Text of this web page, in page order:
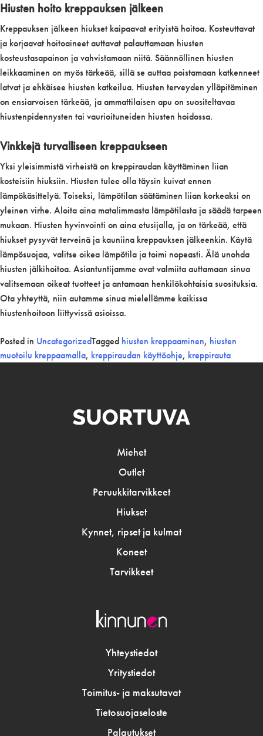
Hiusten hoito kreppauksen jälkeen
Kreppauksen jälkeen hiukset kaipaavat erityistä hoitoa. Kosteuttavat
ja korjaavat hoitoaineet auttavat palauttamaan hiusten
kosteustasapainon ja vahvistamaan niitä. Säännöllinen hiusten
leikkaaminen on myös tärkeää, sillä se auttaa poistamaan katkenneet
latvat ja ehkäisee hiusten katkeilua. Hiusten terveyden ylläpitäminen
on ensiarvoisen tärkeää, ja ammattilaisen apu on suositeltavaa
hiustenpidennysten tai vaurioituneiden hiusten hoidossa.
Vinkkejä turvalliseen kreppaukseen
Yksi yleisimmistä virheistä on kreppiraudan käyttäminen liian
kosteisiin hiuksiin. Hiusten tulee olla täysin kuivat ennen
lämpökäsittelyä. Toiseksi, lämpötilan säätäminen liian korkeaksi on
yleinen virhe. Aloita aina matalimmasta lämpötilasta ja säädä tarpeen
mukaan. Hiusten hyvinvointi on aina etusijalla, ja on tärkeää, että
hiukset pysyvät terveinä ja kauniina kreppauksen jälkeenkin. Käytä
lämpösuojaa, valitse oikea lämpötila ja toimi nopeasti. Älä unohda
hiusten jälkihoitoa. Asiantuntijamme ovat valmiita auttamaan sinua
valitsemaan oikeat tuotteet ja antamaan henkilökohtaisia suosituksia.
Ota yhteyttä, niin autamme sinua mielellämme kaikissa
hiustenhoitoon liittyvissä asioissa.
Posted in UncategorizedTagged hiusten kreppaaminen, hiusten
muotoilu kreppaamalla, kreppiraudan käyttöohje, kreppirauta
Miehet
Outlet
Peruukkitarvikkeet
Hiukset
Kynnet, ripset ja kulmat
Koneet
Tarvikkeet
Yhteystiedot
Yritystiedot
Toimitus- ja maksutavat
Tietosuojaseloste
Palautukset